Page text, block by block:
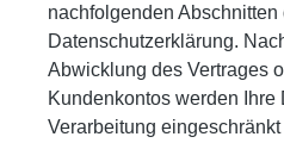
nachfolgenden Abschnitten
Datenschutzerklärung.
Abwicklung des Vertrages
Kundenkontos werden Ihre
Verarbeitung